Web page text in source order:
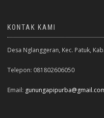
KONTAK KAMI
Desa Nglanggeran, Kec. Patuk,
Telepon: 081802606050
Email: